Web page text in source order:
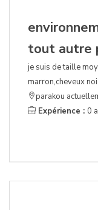
tout autre
je suis de taille
marron,cheveux
parakou
Expérience : 0